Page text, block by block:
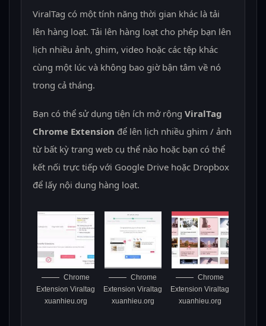
ViralTag có một tính năng thời gian khác là tải
lên hàng loạt. Tải lên hàng loạt cho phép bạn lên
lịch nhiều ảnh, ghim, video hoặc các tệp khác
cùng một lúc và không bao giờ bận tâm về nó
trong cả tháng.
Bạn có thể sử dụng tiện ích mở rộng ViralTag
Chrome Extension để lên lịch nhiều ghim / ảnh
từ bất kỳ trang web cụ thể nào hoặc bạn có thể
kết nối trực tiếp với Google Drive hoặc Dropbox
để lấy nội dung hàng loạt.
Chrome
Extension Viraltag
xuanhieu.org
Chrome
Extension Viraltag
xuanhieu.org
Chrome
Extension Viraltag
xuanhieu.org